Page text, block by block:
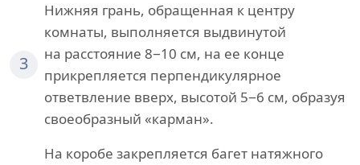
3
Нижняя грань, обращенная к центру
комнаты, выполняется выдвинутой
на расстояние 8−10 см, на ее конце
прикрепляется перпендикулярное
ответвление вверх, высотой 5−6 см, образуя
своеобразный «карман».
На коробе закрепляется багет натяжного